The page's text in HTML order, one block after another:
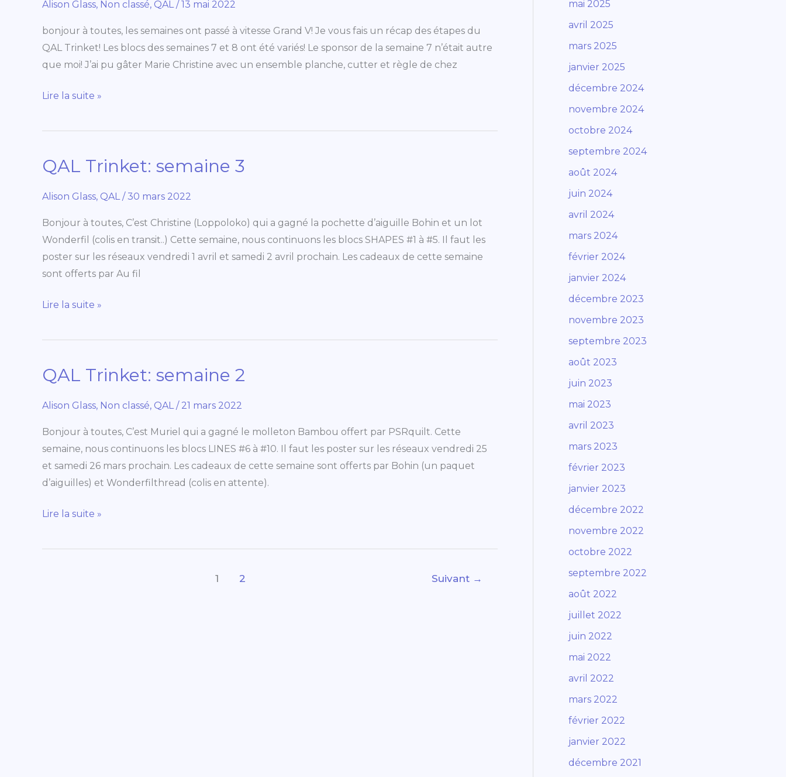
Alison Glass, Non classé, QAL/13 mai 2022
bonjour à toutes, les semaines ont passé à vitesse Grand V! Je vous fais un récap des étapes du
QAL Trinket! Les blocs des semaines 7 et 8 ont été variés! Le sponsor de la semaine 7 n’était autre
que moi! J’ai pu gâter Marie Christine avec un ensemble planche, cutter et règle de chez
et
Lire la suite »
QAL Trinket: semaine 3
Alison Glass, QAL/30 mars 2022
Bonjour à toutes, C’est Christine (Loppoloko) qui a gagné la pochette d’aiguille Bohin et un lot
Wonderfil (colis en transit..) Cette semaine, nous continuons les blocs SHAPES #1 à #5. Il faut les
poster sur les réseaux vendredi 1 avril et samedi 2 avril prochain. Les cadeaux de cette semaine
sont offerts par Au fil
QAL
semaine
Lire la suite »
QAL Trinket: semaine 2
Alison Glass, Non classé, QAL/ 21 mars 2022
Bonjour à toutes, C’est Muriel qui a gagné le molleton Bambou offert par PSRquilt. Cette
semaine, nous continuons les blocs LINES #6 à #10. Il faut les poster sur les réseaux vendredi 25
et samedi 26 mars prochain. Les cadeaux de cette semaine sont offerts par Bohin (un paquet
d’aiguilles) et Wonderfilthread (colis en attente).
QAL
semaine
Lire la suite »
1 2 Suivant →
mai 2025
avril 2025
mars 2025
janvier 2025
décembre 2024
novembre 2024
octobre 2024
septembre 2024
août 2024
juin 2024
avril 2024
mars 2024
février 2024
janvier 2024
décembre 2023
novembre 2023
septembre 2023
août 2023
juin 2023
mai 2023
avril 2023
mars 2023
février 2023
janvier 2023
décembre 2022
novembre 2022
octobre 2022
septembre 2022
août 2022
juillet 2022
juin 2022
mai 2022
avril 2022
mars 2022
février 2022
janvier 2022
décembre 2021